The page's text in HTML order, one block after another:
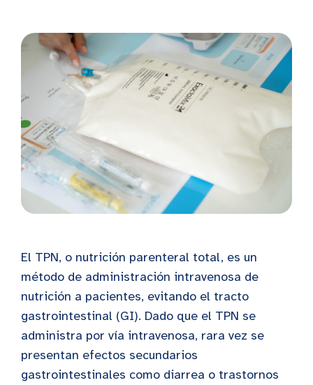
El TPN, o nutrición parenteral total, es un
método de administración intravenosa de
nutrición a pacientes, evitando el tracto
gastrointestinal (GI). Dado que el TPN se
administra por vía intravenosa, rara vez se
presentan efectos secundarios
gastrointestinales como diarrea o trastornos